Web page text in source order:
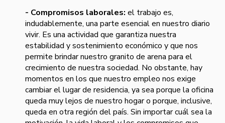
- Compromisos laborales: el trabajo es,
indudablemente, una parte esencial en nuestro diario
vivir. Es una actividad que garantiza nuestra
estabilidad y sostenimiento económico y que nos
permite brindar nuestro granito de arena para el
crecimiento de nuestra sociedad. No obstante, hay
momentos en los que nuestro empleo nos exige
cambiar el lugar de residencia, ya sea porque la oficina
queda muy lejos de nuestro hogar o porque, inclusive,
queda en otra región del país. Sin importar cuál sea la